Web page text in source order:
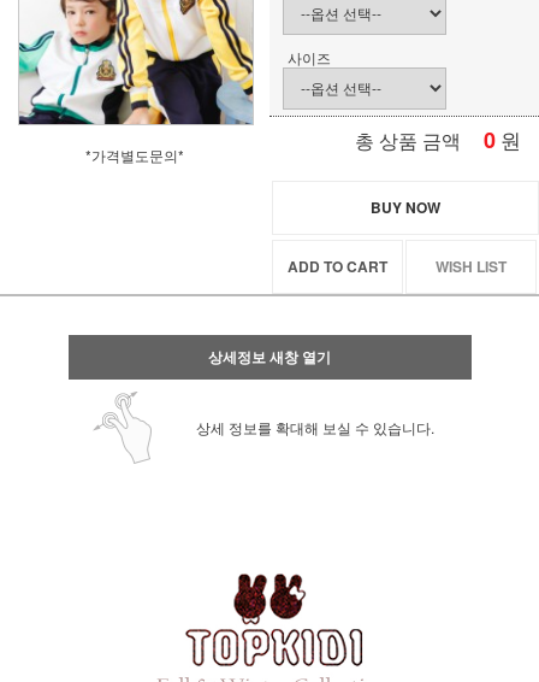
*가격별도문의*
사이즈
총 상품 금액 0 원
BUY NOW
ADD TO CART WISH LIST
상세정보 새창 열기
상세 정보를 확대해 보실 수 있습니다.